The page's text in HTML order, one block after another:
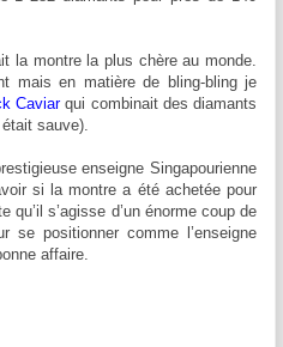
la montre la plus chère au monde.
mais en matière de bling-bling je
Caviarqui combinait des diamants
sauve).
enseigne Singapourienne
si la montre a été achetée pour
s’agisse d’un énorme coup de
positionner comme l’enseigne
affaire.